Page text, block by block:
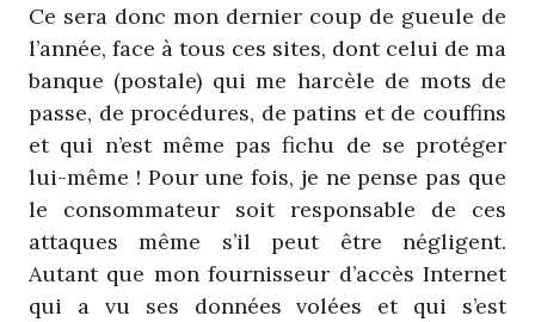
Ce sera donc mon dernier coup de gueule de
l’année, face à tous ces sites, dont celui de ma
banque (postale) qui me harcèle de mots de
passe, de procédures, de patins et de couffins
et qui n’est même pas fichu de se protéger
lui-même ! Pour une fois, je ne pense pas que
le consommateur soit responsable de ces
attaques même s’il peut être négligent.
Autant que mon fournisseur d’accès Internet
qui a vu ses données volées et qui s’est